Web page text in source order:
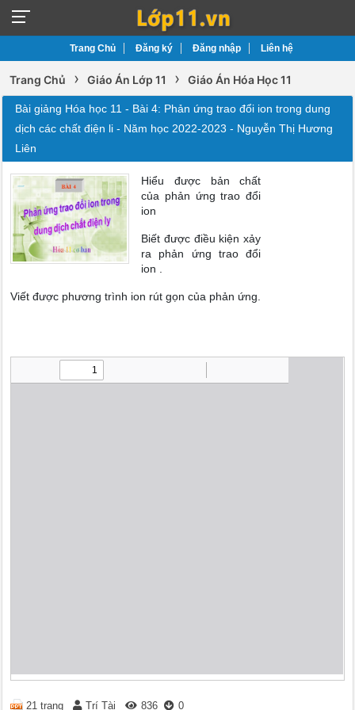
Trang Chủ Đăng ký Đăng nhập Liên hệ
Trang Chủ › Giáo Án Lớp 11 › Giáo Án Hóa Học 11
Bài giảng Hóa học 11 - Bài 4: Phản ứng trao đổi ion trong dung
dịch các chất điện li - Năm học 2022-2023 - Nguyễn Thị Hương
Liên
Hiểu được bản chất
của phản ứng trao đổi
ion
Biết được điều kiện xảy
ra phản ứng trao đổi
ion .
Viết được phương trình ion rút gọn của phản ứng.
21 trang Trí Tài 836 0